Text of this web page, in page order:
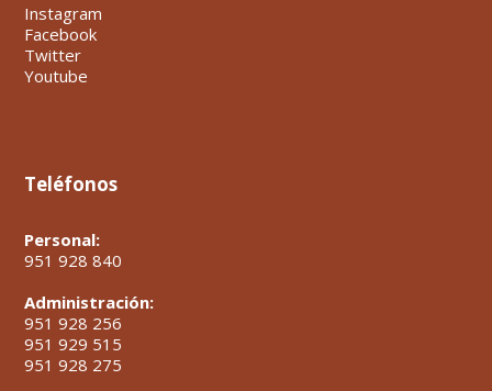
Instagram
Facebook
Twitter
Youtube
Teléfonos
Personal:
951 928 840
Administración:
951 928 256
951 929 515
951 928 275